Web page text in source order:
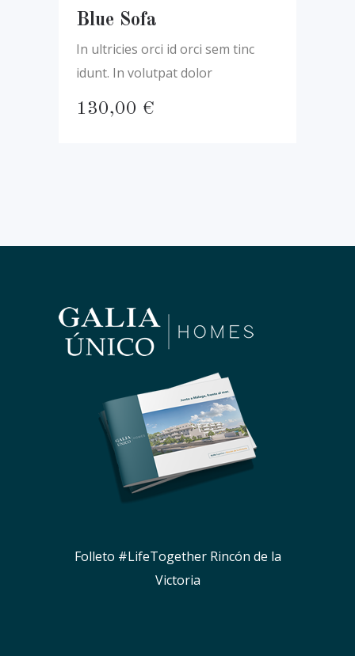
Blue Sofa
In ultricies orci id orci sem tinc
idunt. In volutpat dolor
130,00 €
Folleto #LifeTogether Rincón de la
Victoria